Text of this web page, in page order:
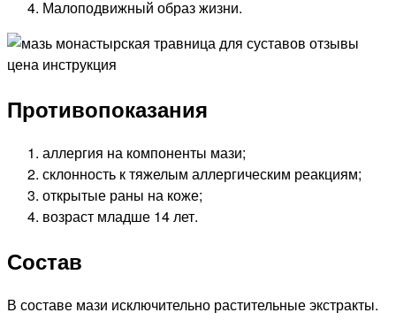
Малоподвижный образ жизни.
Противопоказания
аллергия на компоненты мази;
склонность к тяжелым аллергическим реакциям;
открытые раны на коже;
возраст младше 14 лет.
Состав
В составе мази исключительно растительные экстракты.